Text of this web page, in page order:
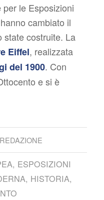
le Esposizioni
cambiato il
state costruite. La
Eiffel, realizzata
del 1900. Con
e si è
REDAZIONE
, ESPOSIZIONI
, HISTORIA,